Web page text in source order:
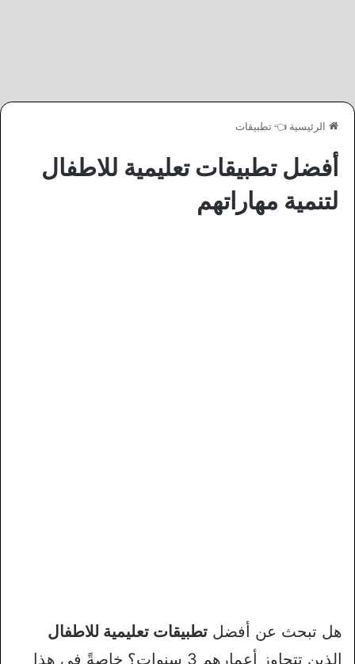
الرئيسية 👈تطبيقات
أفضل تطبيقات تعليمية للاطفال
لتنمية مهاراتهم
هل تبحث عن أفضل تطبيقات تعليمية للاطفال
الذين تتجاوز أعمارهم 3 سنوات؟ خاصةً في هذا